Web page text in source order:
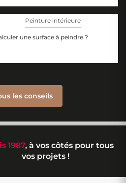
Peinture intérieure
une surface à peindre ?
les conseils
1987, à vos côtés pour tous
vos projets !